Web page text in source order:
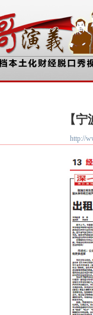
【
http://